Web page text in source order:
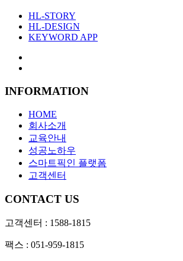
HL-STORY
HL-DESIGN
KEYWORD APP
INFORMATION
HOME
회사소개
교육안내
성공노하우
스마트픽인 플랫폼
고객센터
CONTACT US
고객센터 : 1588-1815
팩스 : 051-959-1815